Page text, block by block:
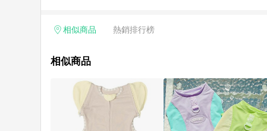
PChome儲值商品、企業專區/企業採購、部分指定商品 - 下
商家訂單頁面標示「LINE回饋」，若無此標示則 不符合回饋
並依訂單成立時間當下LINE購物所設定的回饋機制為準。 《
時間差，如顯示之商品規格、顏色、價位、贈品與PChome
相似商品 熱銷排行榜
相似商品